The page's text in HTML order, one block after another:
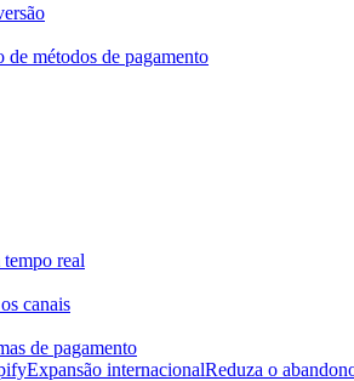
de métodos de pagamento
real
canais
de pagamento
Expansão internacionalReduza o